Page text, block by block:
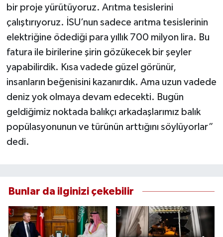
bir proje yürütüyoruz. Arıtma tesislerini
çalıştırıyoruz. İSU’nun sadece arıtma tesislerinin
elektriğine ödediği para yıllık 700 milyon lira. Bu
fatura ile birilerine şirin gözükecek bir şeyler
yapabilirdik. Kısa vadede güzel görünür,
insanların beğenisini kazanırdık. Ama uzun vadede
deniz yok olmaya devam edecekti. Bugün
geldiğimiz noktada balıkçı arkadaşlarımız balık
popülasyonunun ve türünün arttığını söylüyorlar”
dedi.
Bunlar da ilginizi çekebilir